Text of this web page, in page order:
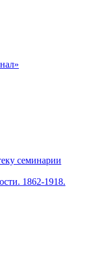
семинарии
1862-1918.